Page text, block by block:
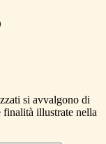
si avvalgono di
finalità illustrate nella